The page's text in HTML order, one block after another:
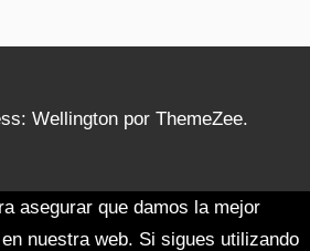
Wellington por ThemeZee.
asegurar que damos la mejor
nuestra web. Si sigues utilizando